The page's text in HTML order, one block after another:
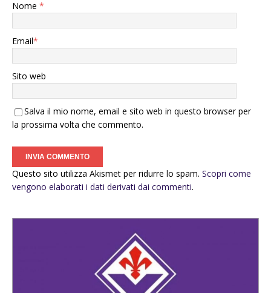
Nome *
Email*
Sito web
Salva il mio nome, email e sito web in questo browser per
la prossima volta che commento.
Questo sito utilizza Akismet per ridurre lo spam. Scopri come
vengono elaborati i dati derivati dai commenti.